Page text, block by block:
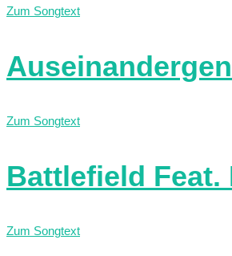
Zum Songtext
Zum Songtext
Battlefield Feat.
Zum Songtext